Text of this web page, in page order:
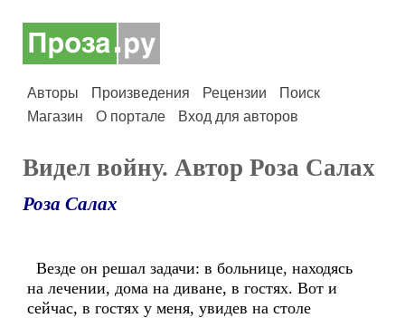
Авторы Произведения Рецензии
Поиск
Магазин
О портале Вход для авторов
Видел войну. Автор Роза Салах
Роза Салах
Везде он решал задачи: в больнице, находясь
на лечении, дома на диване, в гостях. Вот и
сейчас, в гостях у меня, увидев на столе